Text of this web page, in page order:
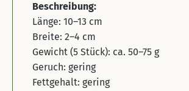
Beschreibung:
Länge: 10–13 cm
Breite: 2–4 cm
Gewicht (5 Stück): ca. 50–75 g
Geruch: gering
Fettgehalt: gering